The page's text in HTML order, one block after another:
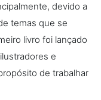
devido a
temas que se
livro foi lançado
e
de trabalhar